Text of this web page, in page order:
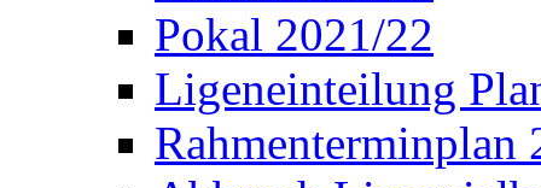
Pokal 2021/22
Ligeneinteilung
Rahmenterminplan